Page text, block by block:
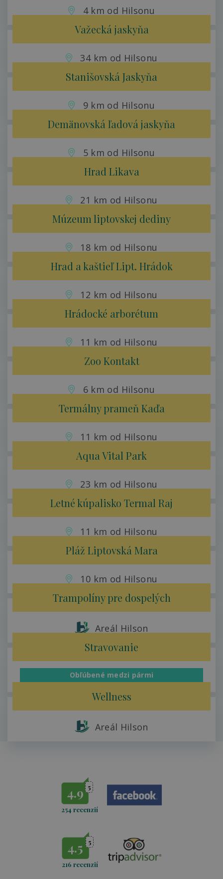
4 km od Hilsonu
Važecká jaskyňa
34 km od Hilsonu
Stanišovská Jaskyňa
9 km od Hilsonu
Demänovská ľadová jaskyňa
5 km od Hilsonu
Hrad Likava
21 km od Hilsonu
Múzeum liptovskej dediny
18 km od Hilsonu
Hrad a kaštieľ Lipt. Hrádok
12 km od Hilsonu
Hrádocké arborétum
11 km od Hilsonu
Zoo Kontakt
6 km od Hilsonu
Termálny prameň Kaďa
11 km od Hilsonu
Aqua Vital Park
23 km od Hilsonu
Letné kúpalisko Termal Raj
11 km od Hilsonu
Pláž Liptovská Mara
10 km od Hilsonu
Trampolíny pre dospelých
Areál Hilson
Stravovanie
Areál Hilson
Obľúbené medzi pármi
Wellness
Areál Hilson
4.9 5
254 recenzií
4.5 5
216 recenzií